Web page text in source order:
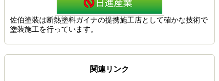
佐伯塗装は断熱塗料ガイナの提携施工店として確かな技術で
塗装施工を行っています。
関連リンク